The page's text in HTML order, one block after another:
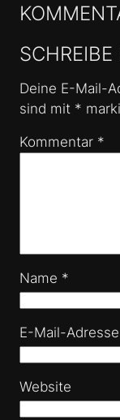
Deine E-Mail-
sind mit *
Kommentar *
Name *
E-Mail-Adresse
Website